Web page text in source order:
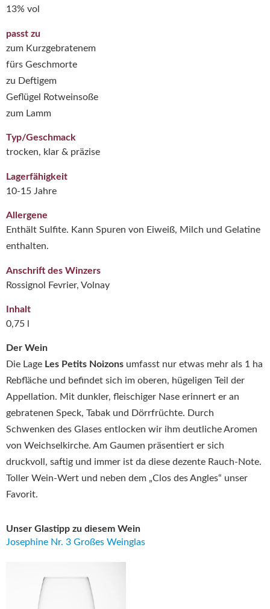
Der Wein
Die Lage Les Petits Noizons umfasst nur etwas mehr als 1 ha
Rebfläche und befindet sich im oberen, hügeligen Teil der
Appellation. Mit dunkler, fleischiger Nase erinnert er an
gebratenen Speck, Tabak und Dörrfrüchte. Durch
Schwenken des Glases entlocken wir ihm deutliche Aromen
von Weichselkirche. Am Gaumen präsentiert er sich
druckvoll, saftig und immer ist da diese dezente Rauch-Note.
Toller Wein-Wert und neben dem „Clos des Angles“ unser
Favorit.
Unser Glastipp zu diesem Wein
Josephine Nr. 3 Großes Weinglas
13% vol
passt zu
zum Kurzgebratenem
fürs Geschmorte
zu Deftigem
Geflügel Rotweinsoße
zum Lamm
Typ/Geschmack
trocken, klar & präzise
Lagerfähigkeit
10-15 Jahre
Allergene
Enthält Sulfite. Kann Spuren von Eiweiß, Milch und Gelatine
enthalten.
Anschrift des Winzers
Rossignol Fevrier, Volnay
Inhalt
0,75 l